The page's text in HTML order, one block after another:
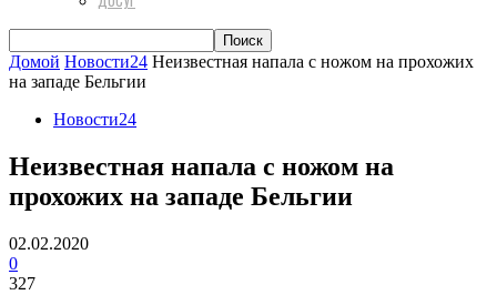
Домой Новости24 Неизвестная напала с ножом на прохожих
на западе Бельгии
Новости24
Неизвестная напала с ножом на
прохожих на западе Бельгии
02.02.2020
0
327